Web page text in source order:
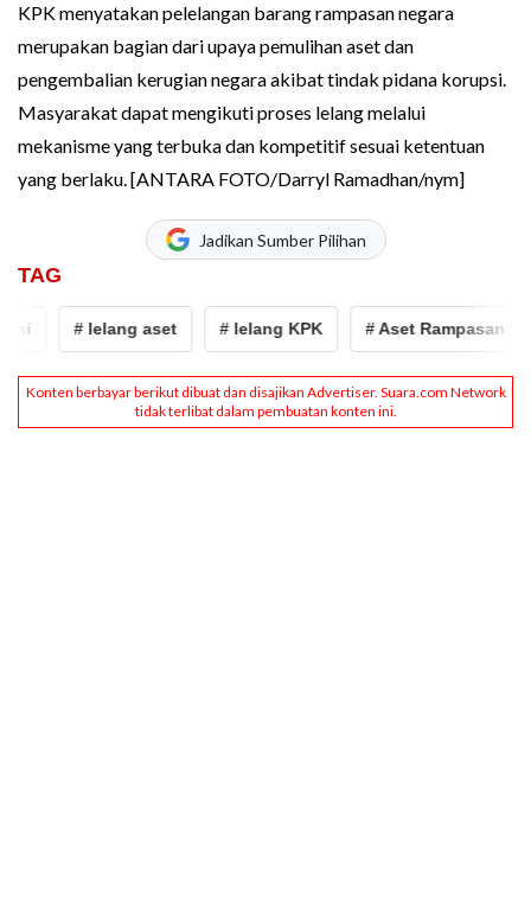
KPK menyatakan pelelangan barang rampasan negara
merupakan bagian dari upaya pemulihan aset dan
pengembalian kerugian negara akibat tindak pidana korupsi.
Masyarakat dapat mengikuti proses lelang melalui
mekanisme yang terbuka dan kompetitif sesuai ketentuan
yang berlaku. [ANTARA FOTO/Darryl Ramadhan/nym]
Jadikan Sumber Pilihan
TAG
lelang aset # lelang KPK # Aset Rampasan Korupsi